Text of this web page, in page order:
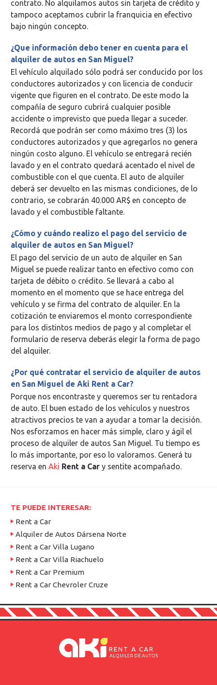
contrato. No alquilamos autos sin tarjeta de crédito y
tampoco aceptamos cubrir la franquicia en efectivo
bajo ningún concepto.
¿Que información debo tener en cuenta para el
alquiler de autos en San Miguel?
El vehículo alquilado sólo podrá ser conducido por los
conductores autorizados y con licencia de conducir
vigente que figuren en el contrato. De este modo la
compañía de seguro cubrirá cualquier posible
accidente o imprevisto que pueda llegar a suceder.
Recordá que podrán ser como máximo tres (3) los
conductores autorizados y que agregarlos no genera
ningún costo alguno. El vehículo se entregará recién
lavado y en el contrato quedará acentado el nivel de
combustible con el que cuenta. El auto de alquiler
deberá ser devuelto en las mismas condiciones, de lo
contrario, se cobrarán 40.000 AR$ en concepto de
lavado y el combustible faltante.
¿Cómo y cuándo realizo el pago del servicio de
alquiler de autos en San Miguel?
El pago del servicio de un auto de alquiler en San
Miguel se puede realizar tanto en efectivo como con
tarjeta de débito o crédito. Se llevará a cabo al
momento en el momento que se hace entrega del
vehículo y se firma del contrato de alquiler. En la
cotización te enviaremos el monto correspondiente
para los distintos medios de pago y al completar el
formulario de reserva deberás elegir la forma de pago
del alquiler.
¿Por qué contratar el servicio de alquiler de autos
en San Miguel de Aki Rent a Car?
Porque nos encontraste y queremos ser tu rentadora
de auto. El buen estado de los vehículos y nuestros
atractivos precios te van a ayudar a tomar la decisión.
Nos esforzamos en hacer más simple, claro y ágil el
proceso de alquiler de autos San Miguel. Tu tiempo es
lo más importante, por eso lo valoramos. Generá tu
reserva enAki Rent a Car y sentite acompañado.
TE PUEDE INTERESAR:
Rent a Car
Alquiler de Autos Dársena Norte
Rent a Car Villa Lugano
Rent a Car Villa Riachuelo
Rent a Car Premium
Rent a Car Chevroler Cruze
ALQUILER DE AUTOS
RENT A CAR